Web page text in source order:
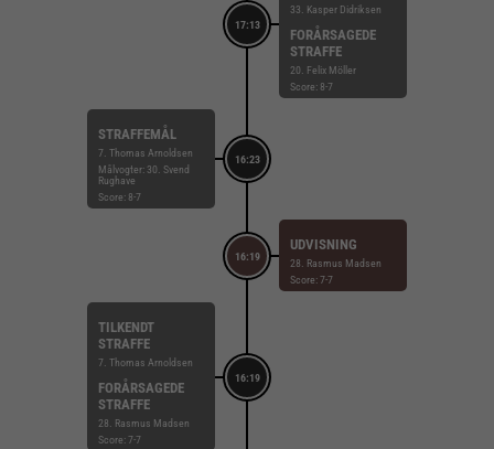
17:13
33. Kasper Didriksen
FORÅRSAGEDE
STRAFFE
20. Felix Möller
Score: 8-7
16:23
STRAFFEMÅL
7. Thomas Arnoldsen
Målvogter: 30. Svend
Rughave
Score: 8-7
16:19
UDVISNING
28. Rasmus Madsen
Score: 7-7
16:19
TILKENDT
STRAFFE
7. Thomas Arnoldsen
FORÅRSAGEDE
STRAFFE
28. Rasmus Madsen
Score: 7-7